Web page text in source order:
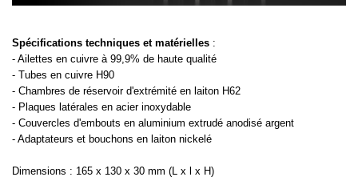
Spécifications techniques et matérielles :
- Ailettes en cuivre à 99,9% de haute qualité
- Tubes en cuivre H90
- Chambres de réservoir d'extrémité en laiton H62
- Plaques latérales en acier inoxydable
- Couvercles d'embouts en aluminium extrudé anodisé argent
- Adaptateurs et bouchons en laiton nickelé
Dimensions : 165 x 130 x 30 mm (L x l x H)